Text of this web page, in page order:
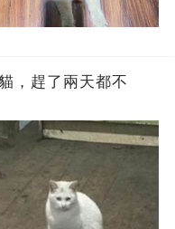
，趕了兩天都不